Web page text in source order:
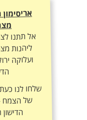
אל תתנו
ליהנות
ועלוקה
שלחו לנו כעת